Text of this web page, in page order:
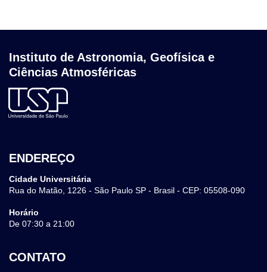
Instituto de Astronomia, Geofísica e
Ciências Atmosféricas
ENDEREÇO
Cidade Universitária
Rua do Matão, 1226 - São Paulo SP - Brasil - CEP: 05508-090
Horário
De 07:30 a 21:00
CONTATO